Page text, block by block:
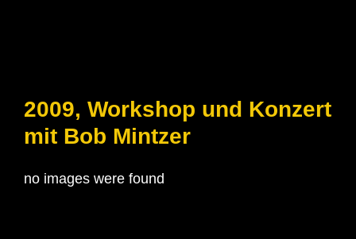
2009, Workshop und Konzert
mit Bob Mintzer
no images were found